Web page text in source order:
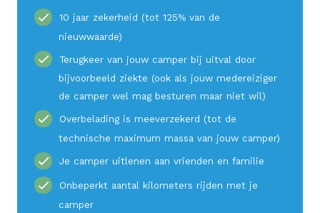
10 jaar zekerheid (tot 125% van de
nieuwwaarde)
Terugkeer van jouw camper bij uitval door
bijvoorbeeld ziekte (ook als jouw medereiziger
de camper wel mag besturen maar niet wil)
Overbelading is meeverzekerd (tot de
technische maximum massa van jouw camper)
Je camper uitlenen aan vrienden en familie
Onbeperkt aantal kilometers rijden met je
camper